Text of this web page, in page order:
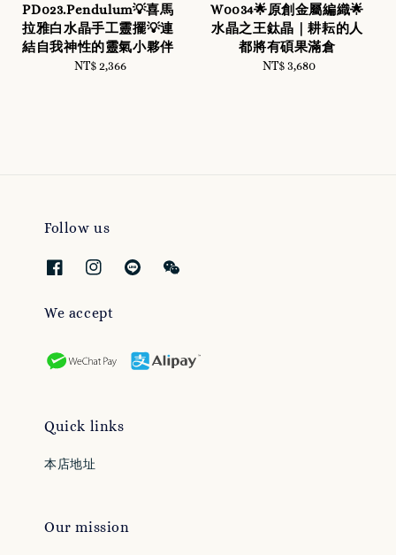
PD023.Pendulum💡喜馬
拉雅白水晶手工靈擺💡連
結自我神性的靈氣小夥伴
Regular
NT$ 2,366
W0034🌟原創金屬編織🌟
水晶之王鈦晶｜耕耘的人
都將有碩果滿倉
Regular
NT$ 3,680
Follow us
We accept
Quick links
本店地址
Our mission